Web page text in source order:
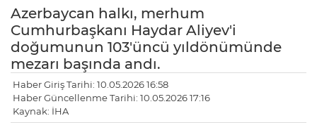
Azerbaycan halkı, merhum
Cumhurbaşkanı Haydar Aliyev'i
doğumunun 103'üncü yıldönümünde
mezarı başında andı.
Haber Giriş Tarihi: 10.05.2026 16:58
Haber Güncellenme Tarihi: 10.05.2026 17:16
Kaynak: İHA